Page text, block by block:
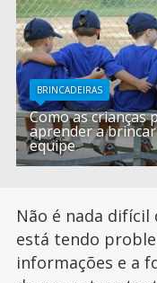
BRINCADEIRAS
Como as crianças
aprender a
equipe
Não é nada
está tendo
informações e a